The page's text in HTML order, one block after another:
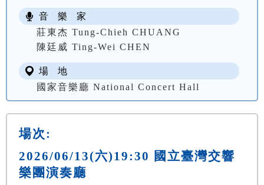
音 樂 家
莊東杰 Tung-Chieh CHUANG
陳廷威 Ting-Wei CHEN
場 地
國家音樂廳 National Concert Hall
場次:
2026/06/13(六)19:30 國立臺灣交響
樂團演奏廳